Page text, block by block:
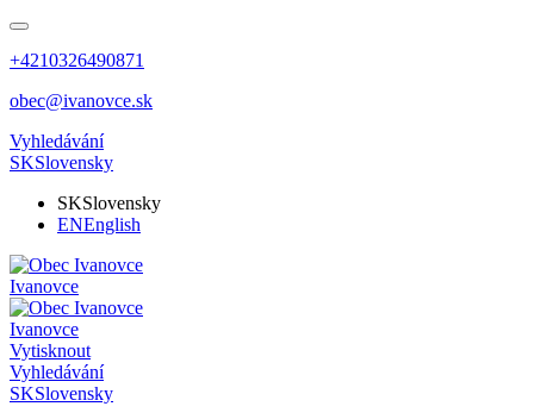
+4210326490871
obec@ivanovce.sk
Vyhledávání
SKSlovensky
SKSlovensky
ENEnglish
Ivanovce
Ivanovce
Vytisknout
Vyhledávání
SKSlovensky